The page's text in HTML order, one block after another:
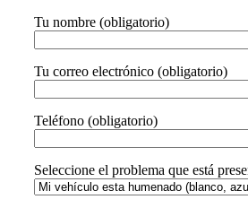
Tu nombre (obligatorio)
Tu correo electrónico (obligatorio)
Teléfono (obligatorio)
Seleccione el problema que está